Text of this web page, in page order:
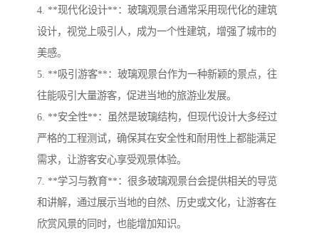
4. **现代化设计**：玻璃观景台通常采用现代化的建筑
设计，视觉上吸引人，成为一个性建筑，增强了城市的
美感。
5. **吸引游客**：玻璃观景台作为一种新颖的景点，往
往能吸引大量游客，促进当地的旅游业发展。
6. **安全性**：虽然是玻璃结构，但现代设计大多经过
严格的工程测试，确保其在安全性和耐用性上都能满足
需求，让游客安心享受观景体验。
7. **学习与教育**：很多玻璃观景台会提供相关的导览
和讲解，通过展示当地的自然、历史或文化，让游客在
欣赏风景的同时，也能增加知识。